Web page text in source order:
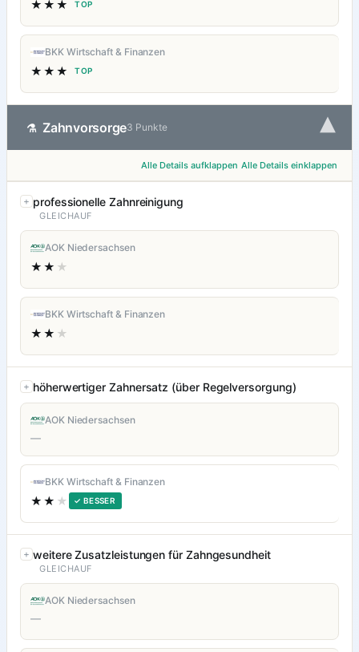
★★★ TOP
BKK Wirtschaft & Finanzen
★★★ TOP
⚗ Zahnvorsorge3 Punkte ▾
Alle Details aufklappen Alle Details einklappen
professionelle Zahnreinigung
GLEICHAUF
AOK Niedersachsen
★★ ★
BKK Wirtschaft & Finanzen
★★ ★
höherwertiger Zahnersatz (über Regelversorgung)
AOK Niedersachsen
—
BKK Wirtschaft & Finanzen
★★ ★ ✓ BESSER
weitere Zusatzleistungen für Zahngesundheit
GLEICHAUF
AOK Niedersachsen
—